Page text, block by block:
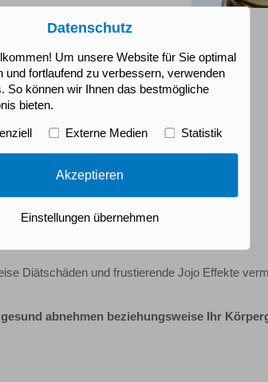
Diätschäden und frustierende Jojo Effekte
abnehmen beziehungsweise Ihr
Datenschutz
Um unsere Website für Sie optimal
und fortlaufend zu verbessern, verwenden
So können wir Ihnen das bestmögliche
bieten.
Externe Medien Statistik
Akzeptieren
Einstellungen übernehmen